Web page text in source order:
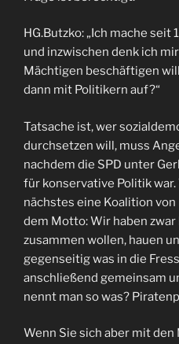
HG.Butzko: „Ich mache
und inzwischen denk ich
Mächtigen beschäftigen
dann mit Politikern auf?“
Tatsache ist, wer
durchsetzen will, muss
nachdem die SPD unter
für konservative Politik war.
nächstes eine Koalition
dem Motto: Wir haben
zusammen wollen, hauen
gegenseitig was in die
anschließend gemeinsam
nennt man so was?
Wenn Sie sich aber mit